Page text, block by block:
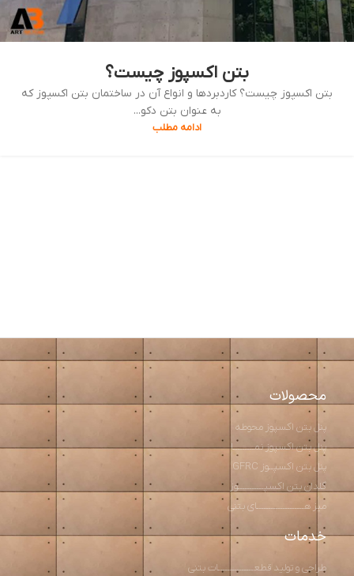
بتن اکسپوز چیست؟
بتن اکسپوز چیست؟ کاردبردها و انواع آن در ساختمان بتن اکسپوز که
به عنوان بتن دکو...
ادامه مطلب
محصولات
پنل بتن اکسپوز محوطه
پنل بتن اکسپوز نمـــــــــا
پنل بتن اکسپــوز GFRC
گلدان بتن اکسپـــــــــــوز
میز هــــــــــــــــــــای بتنی
خدمات
طراحی و تولید قطعـــــــــــــــات بتنی